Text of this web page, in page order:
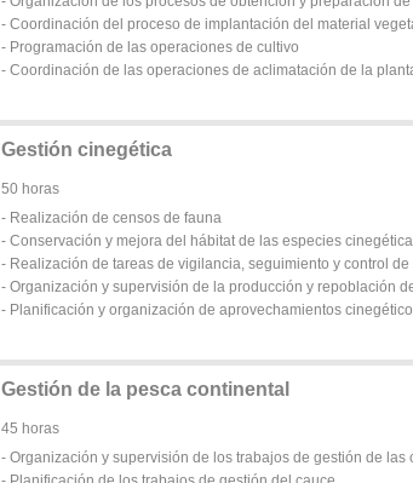
- Coordinación del proceso de implantación del material
- Programación de las operaciones de cultivo
- Coordinación de las operaciones de aclimatación de la
Gestión cinegética
50 horas
- Realización de censos de fauna
- Conservación y mejora del hábitat de las especies
- Realización de tareas de vigilancia, seguimiento y control
- Organización y supervisión de la producción y repoblación
- Planificación y organización de aprovechamientos
Gestión de la pesca continental
45 horas
- Organización y supervisión de los trabajos de gestión de